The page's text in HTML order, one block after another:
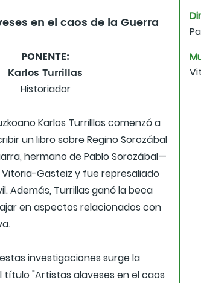
en el caos de la Guerra
PONENTE:
Karlos Turrillas
Historiador
Karlos Turrilllas comenzó a
un libro sobre Regino Sorozábal
hermano de Pablo Sorozábal—
Gasteiz y fue represaliado
Además, Turrillas ganó la beca
en aspectos relacionados con
investigaciones surge la
título "Artistas alaveses en el caos